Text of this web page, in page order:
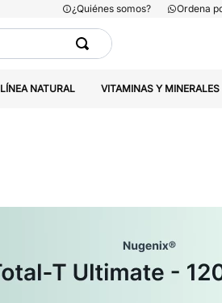
¿Quiénes somos? Ordena
LÍNEA NATURAL VITAMINAS Y MINERALES